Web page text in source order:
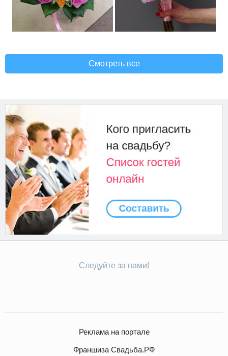
Смотреть все
Следуйте за нами!
Реклама на портале
Франшиза Свадьба.РФ